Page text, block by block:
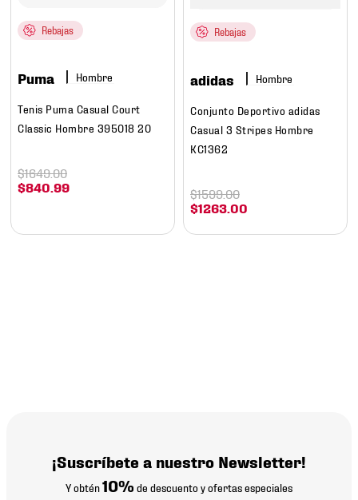
Rebajas
Puma Hombre
Tenis Puma Casual Court
Classic Hombre 395018 20
$840.99
$1649.00
Rebajas
adidas Hombre
Conjunto Deportivo adidas
Casual 3 Stripes Hombre
KC1362
$1263.00
$1599.00
¡Suscríbete a nuestro Newsletter!
Y obtén10% de descuento y ofertas especiales